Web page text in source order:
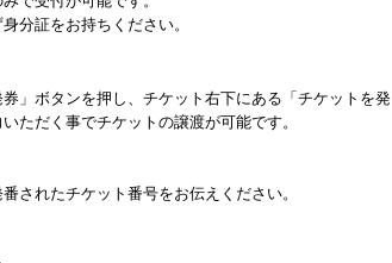
分証をお持ちください。
」ボタンを押し、チケット右下にある「チケットを発
ただく事でチケットの譲渡が可能です。
されたチケット番号をお伝えください。